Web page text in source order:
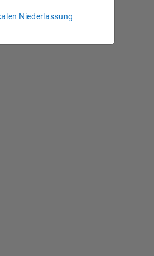
Niederlassung